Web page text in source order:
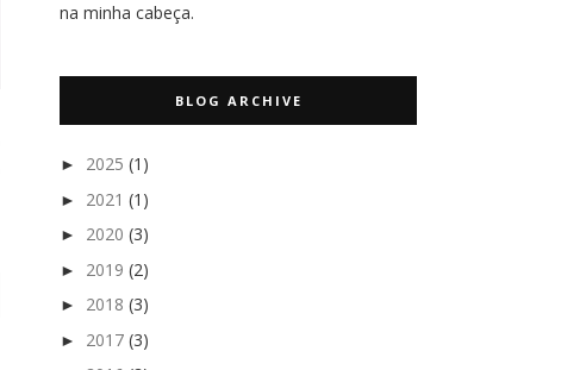
na minha cabeça.
BLOG ARCHIVE
► 2025 (1)
► 2021 (1)
► 2020 (3)
► 2019 (2)
► 2018 (3)
► 2017 (3)